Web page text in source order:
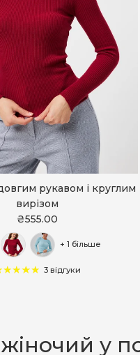
рукавом і круглим
вирізом
₴555.00
+ 1 більше
3 відгуки
у